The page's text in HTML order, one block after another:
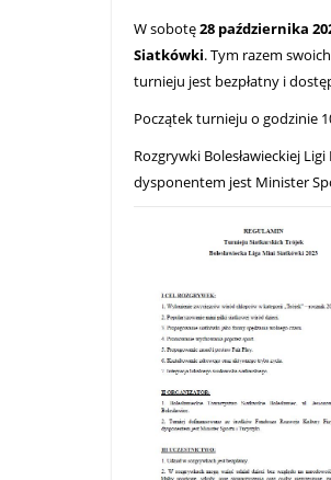
W sobotę28 października
Siatkówki. Tym razem
turnieju jest bezpłatny i
Początek turnieju o godzinie
Rozgrywki Bolesławieckiej
dysponentem jest Minister